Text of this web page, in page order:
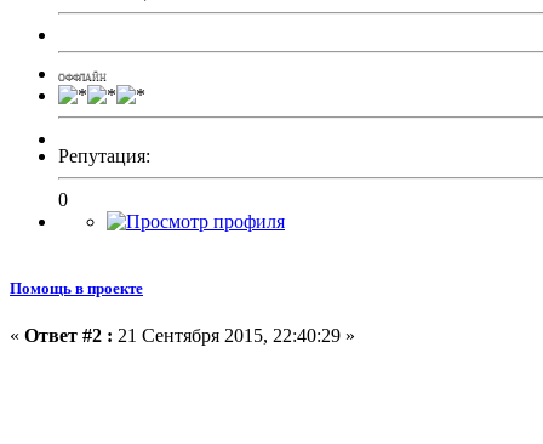
ОФФЛАЙН
Репутация:
0
Помощь в проекте
« Ответ #2 : 21 Сентября 2015, 22:40:29 »